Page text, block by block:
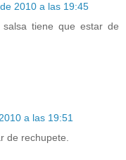
2010 a las 19:45
tiene que estar de
a las 19:51
de rechupete.